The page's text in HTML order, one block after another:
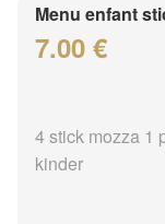
Menu enfant
7.00 €
4 stick mozza 1
kinder